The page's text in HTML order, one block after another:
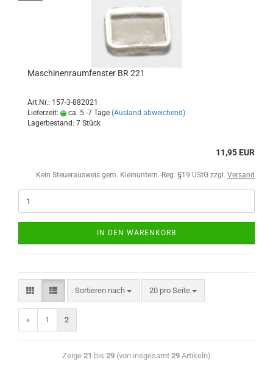
Maschinenraumfenster BR 221
Art.Nr.: 157-3-882021
Lieferzeit:
ca. 5 -7 Tage (Ausland abweichend)
Lagerbestand: 7 Stück
11,95 EUR
Kein Steuerausweis gem. Kleinuntern.-Reg. §19 UStG zzgl. Versand
IN DEN WARENKORB
Sortieren nach 20 pro Seite
« 1 2
Zeige 21 bis 29 (von insgesamt 29 Artikeln)